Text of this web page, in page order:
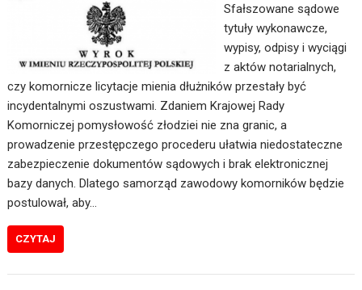
Sfałszowane sądowe
tytuły wykonawcze,
wypisy, odpisy i wyciągi
z aktów notarialnych,
czy komornicze licytacje mienia dłużników przestały być
incydentalnymi oszustwami. Zdaniem Krajowej Rady
Komorniczej pomysłowość złodziei nie zna granic, a
prowadzenie przestępczego procederu ułatwia niedostateczne
zabezpieczenie dokumentów sądowych i brak elektronicznej
bazy danych. Dlatego samorząd zawodowy komorników będzie
postulował, aby…
CZYTAJ